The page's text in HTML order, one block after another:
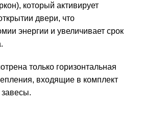
который активирует
двери, что
энергии и увеличивает срок
только горизонтальная
входящие в комплект
завесы.